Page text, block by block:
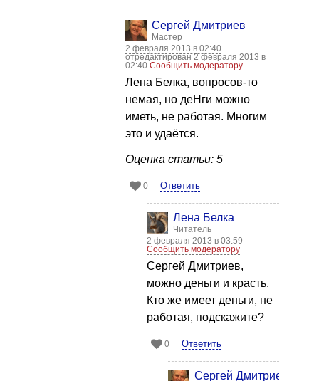
Сергей Дмитриев
Мастер
2 февраля 2013 в 02:40
отредактирован 2 февраля 2013 в
02:40 Сообщить модератору
Лена Белка, вопросов-то
немая, но деНги можно
иметь, не работая. Многим
это и удаётся.
Оценка статьи: 5
0 Ответить
Лена Белка
Читатель
2 февраля 2013 в 03:59
Сообщить модератору
Сергей Дмитриев,
можно деньги и красть.
Кто же имеет деньги, не
работая, подскажите?
0 Ответить
Сергей Дмитриев